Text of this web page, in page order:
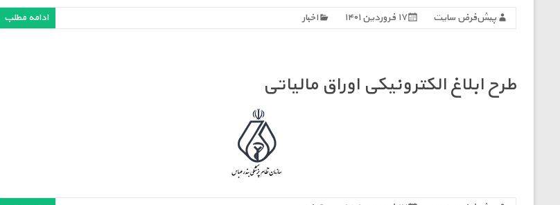
پیش‌فرض سایت ۱۷ فروردین ۱۴۰۱ اخبار ادامه مطلب
طرح ابلاغ الکترونیکی اوراق مالیاتی